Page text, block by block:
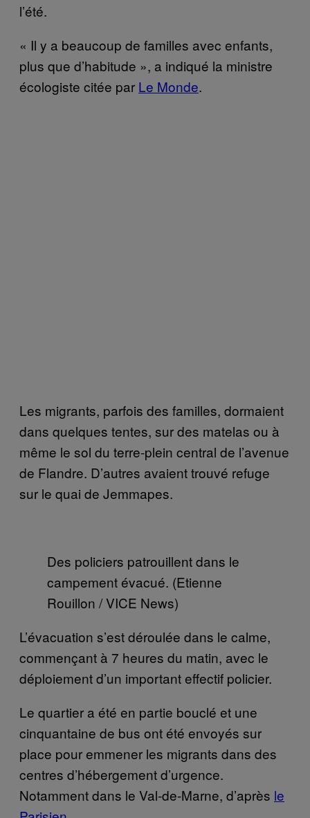
l’été.
« Il y a beaucoup de familles avec enfants,
plus que d’habitude », a indiqué la ministre
écologiste citée par Le Monde.
Les migrants, parfois des familles, dormaient
dans quelques tentes, sur des matelas ou à
même le sol du terre-plein central de l’avenue
de Flandre. D’autres avaient trouvé refuge
sur le quai de Jemmapes.
Des policiers patrouillent dans le
campement évacué. (Etienne
Rouillon / VICE News)
L’évacuation s’est déroulée dans le calme,
commençant à 7 heures du matin, avec le
déploiement d’un important effectif policier.
Le quartier a été en partie bouclé et une
cinquantaine de bus ont été envoyés sur
place pour emmener les migrants dans des
centres d’hébergement d’urgence.
Notamment dans le Val-de-Marne, d’après le